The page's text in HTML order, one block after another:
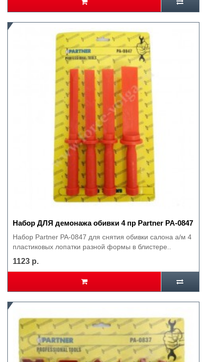
Набор ДЛЯ демонажа обивки 4 пр Partner PA-0847
Набор Partner PA-0847 для снятия обивки салона а/м 4
пластиковых лопатки разной формы в блистере..
1123 р.